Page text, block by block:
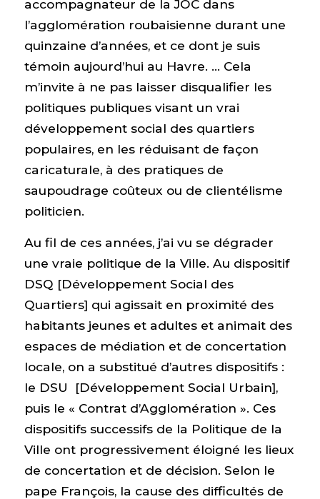
accompagnateur de la JOC dans
l’agglomération roubaisienne durant une
quinzaine d’années, et ce dont je suis
témoin aujourd’hui au Havre. … Cela
m’invite à ne pas laisser disqualifier les
politiques publiques visant un vrai
développement social des quartiers
populaires, en les réduisant de façon
caricaturale, à des pratiques de
saupoudrage coûteux ou de clientélisme
politicien.
Au fil de ces années, j’ai vu se dégrader
une vraie politique de la Ville. Au dispositif
DSQ [Développement Social des
Quartiers] qui agissait en proximité des
habitants jeunes et adultes et animait des
espaces de médiation et de concertation
locale, on a substitué d’autres dispositifs :
le DSU [Développement Social Urbain],
puis le « Contrat d’Agglomération ». Ces
dispositifs successifs de la Politique de la
Ville ont progressivement éloigné les lieux
de concertation et de décision. Selon le
pape François, la cause des difficultés de